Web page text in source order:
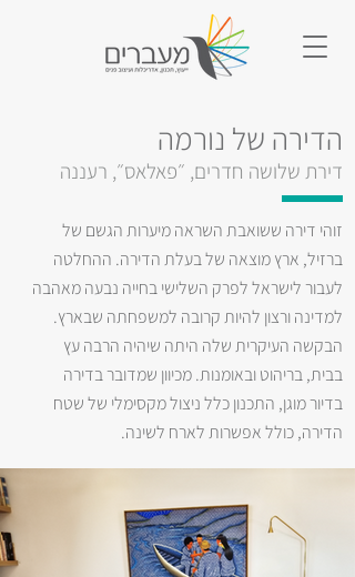
הדירה של נורמה
דירת שלושה חדרים, ״פאלאס״, רעננה
זוהי דירה ששואבת השראה מיערות הגשם של
ברזיל, ארץ מוצאה של בעלת הדירה. ההחלטה
לעבור לישראל לפרק השלישי בחייה נבעה מאהבה
למדינה ורצון להיות קרובה למשפחתה שבארץ.
הבקשה העיקרית שלה היתה שיהיה הרבה עץ
בבית, בריהוט ובאומנות. מכיוון שמדובר בדירה
בדיור מוגן, התכנון כלל ניצול מקסימלי של שטח
הדירה, כולל אפשרות לארח לשינה.